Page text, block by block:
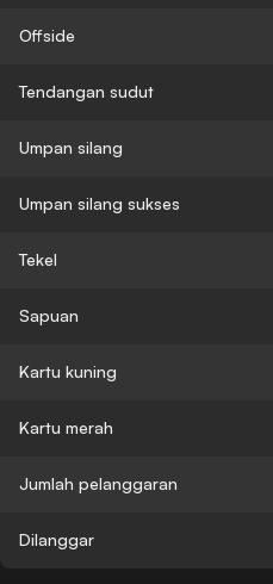
Offside
Tendangan sudut
Umpan silang
Umpan silang sukses
Tekel
Sapuan
Kartu kuning
Kartu merah
Jumlah pelanggaran
Dilanggar